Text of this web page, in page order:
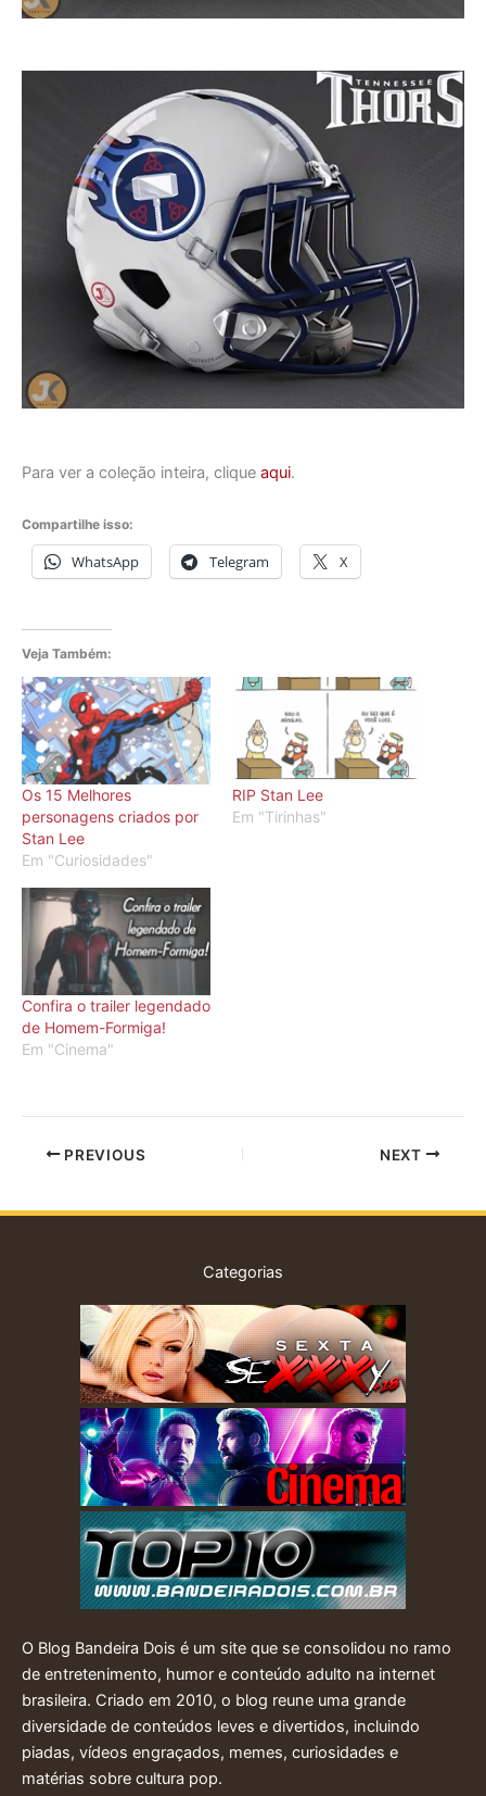
Para ver a coleção inteira, clique aqui.
Compartilhe isso:
WhatsApp Telegram X
Veja Também:
Os 15 Melhores
personagens criados por
Stan Lee
Em "Curiosidades"
RIP Stan Lee
Em "Tirinhas"
Confira o trailer legendado
de Homem-Formiga!
Em "Cinema"
PREVIOUS NEXT
Categorias
O Blog Bandeira Dois é um site que se consolidou no ramo
de entretenimento, humor e conteúdo adulto na internet
brasileira. Criado em 2010, o blog reune uma grande
diversidade de conteúdos leves e divertidos, incluindo
piadas, vídeos engraçados, memes, curiosidades e
matérias sobre cultura pop.